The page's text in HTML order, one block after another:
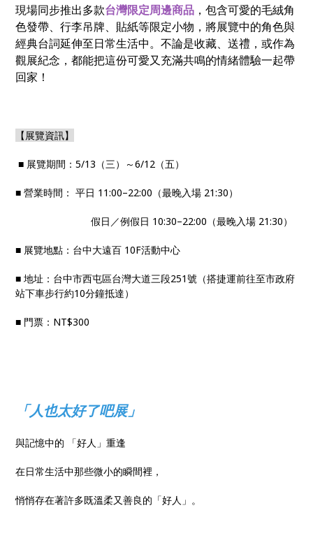
現場同步推出多款台灣限定周邊商品 ，包含可愛的毛絨角
色發帶、行李吊牌、貼紙等限定小物，將展覽中的角色與
經典台詞延伸至日常生活中。不論是收藏、送禮，或作為
觀展紀念，都能把這份可愛又充滿共鳴的情緒體驗一起帶
回家！
【展覽資訊】
■ 展覽期間：5/13（三）～6/12（五）
■ 營業時間： 平日 11:00–22:00（最晚入場 21:30）
假日／例假日 10:30–22:00（最晚入場 21:30）
■ 展覽地點：台中大遠百 10F活動中心
■ 地址：台中市西屯區台灣大道三段251號（搭捷運前往至市政府
站下車步行約10分鐘抵達）
■ 門票：NT$300
「人也太好了吧展」
與記憶中的 「好人」重逢
在日常生活中那些微小的瞬間裡，
悄悄存在著許多既溫柔又善良的「好人」。